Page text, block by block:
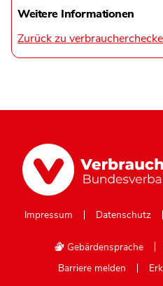
Weitere Informationen
Zurück zu
Impressum Datenschutz
Gebärdensprache
Barriere melden